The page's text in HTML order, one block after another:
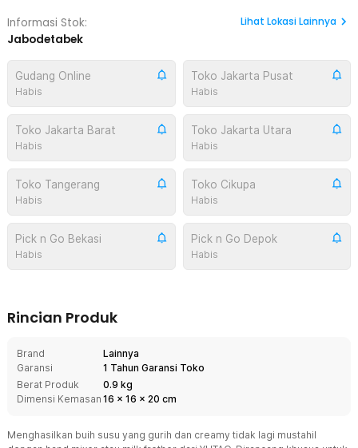
Informasi Stok:
Jabodetabek
Lihat Lokasi Lainnya
Gudang Online
Habis
Toko Jakarta Pusat
Habis
Toko Jakarta Barat
Habis
Toko Jakarta Utara
Habis
Toko Tangerang
Habis
Toko Cikupa
Habis
Pick n Go Bekasi
Habis
Pick n Go Depok
Habis
Rincian Produk
Brand
Lainnya
Garansi
1 Tahun Garansi Toko
Berat Produk
0.9 kg
Dimensi Kemasan 16 x 16 x 20 cm
Menghasilkan buih susu yang gurih dan creamy tidak lagi mustahil